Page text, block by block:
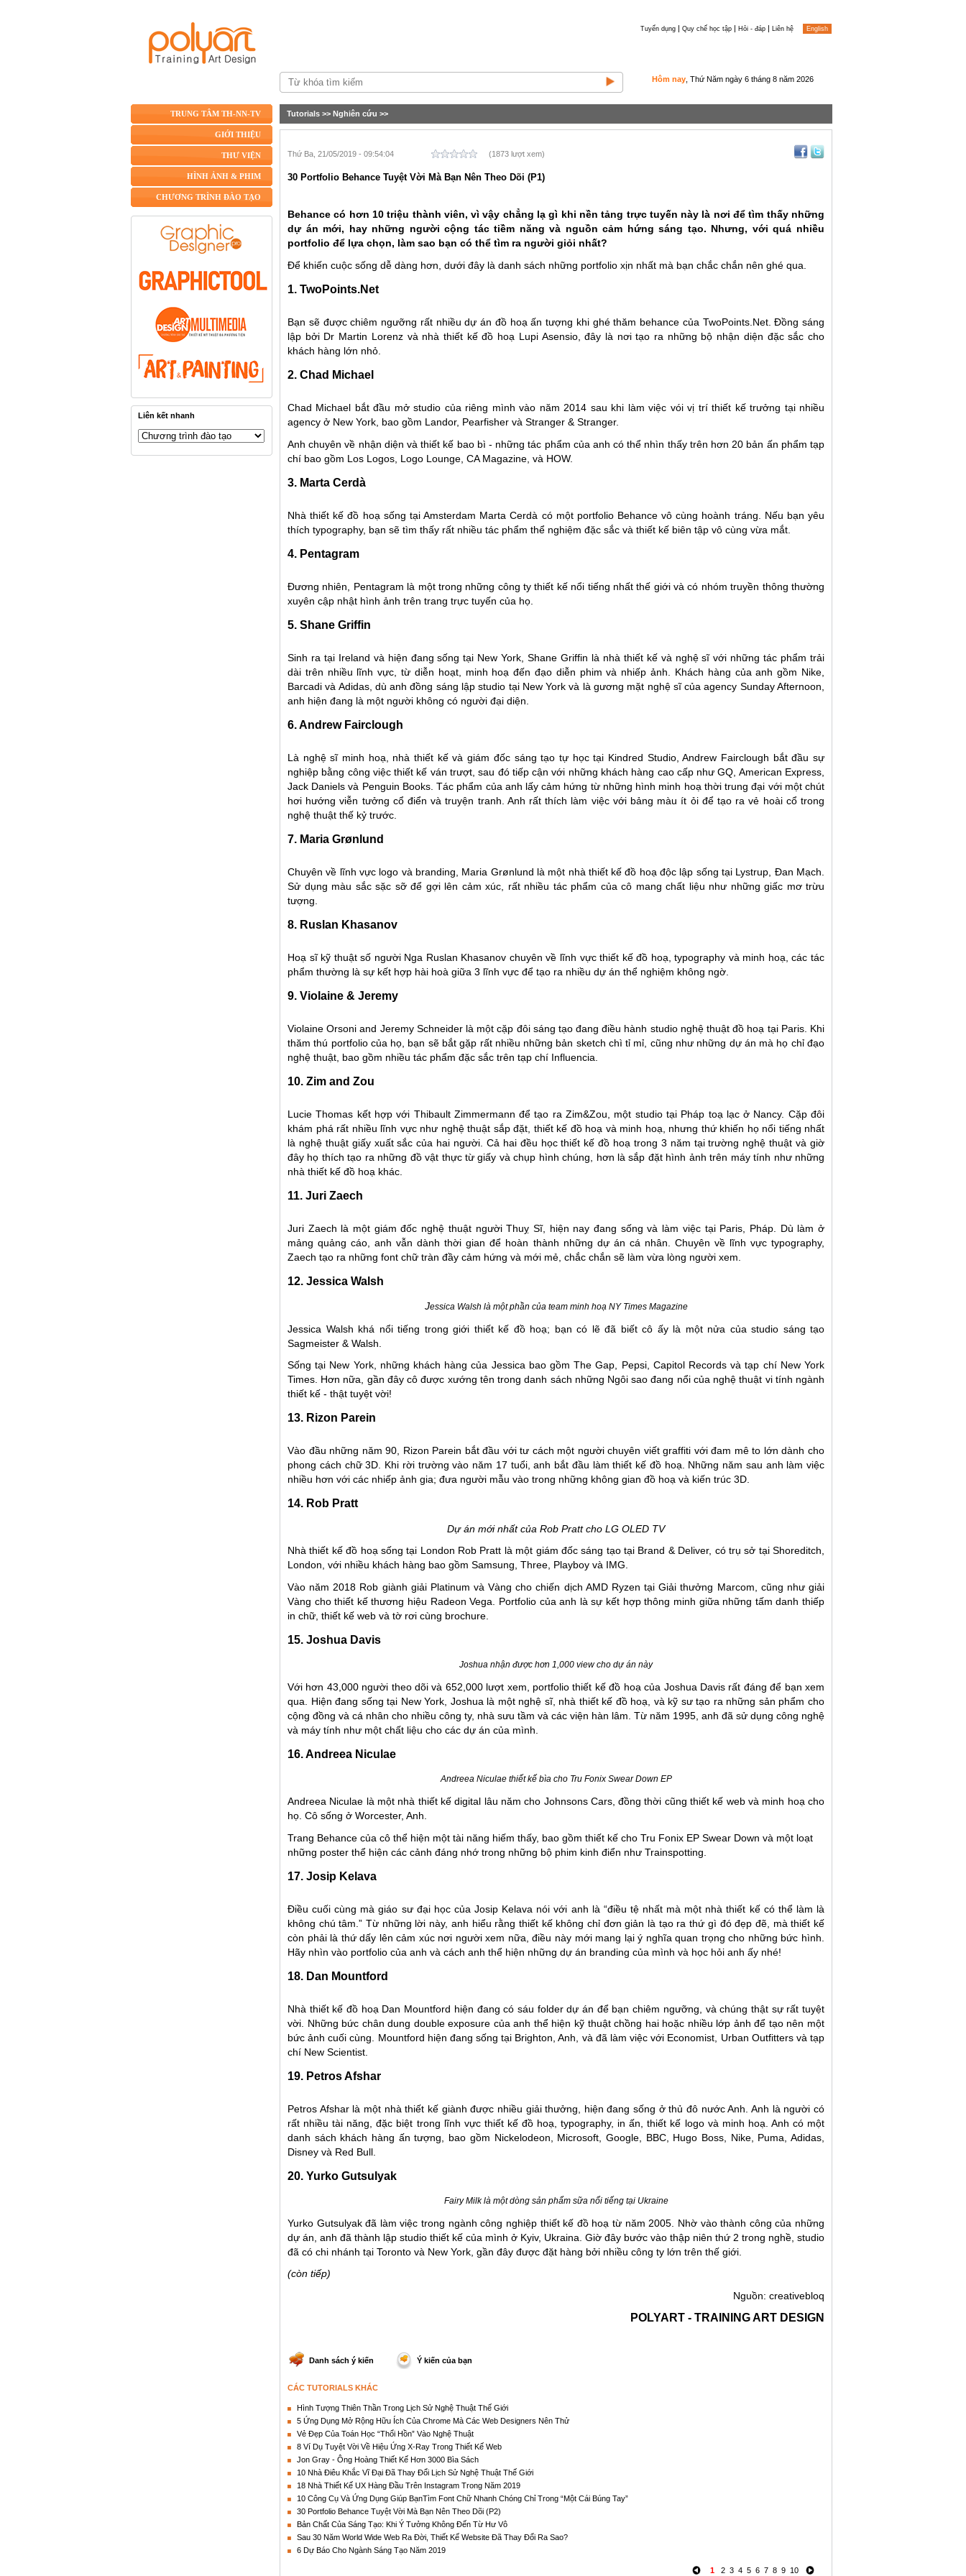
Tuyển dụng | Quy chế học tập | Hỏi - đáp | Liên hệ English
Hôm nay, Thứ Năm ngày 6 tháng 8 năm 2026
TRUNG TÂM TH-NN-TV
GIỚI THIỆU
THƯ VIỆN
HÌNH ẢNH & PHIM
CHƯƠNG TRÌNH ĐÀO TẠO
Liên kết nhanh
Tutorials >> Nghiên cứu >>
Thứ Ba, 21/05/2019 - 09:54:04 (1873 lượt xem)
30 Portfolio Behance Tuyệt Vời Mà Bạn Nên Theo Dõi (P1)
Behance có hơn 10 triệu thành viên, vì vậy chẳng lạ gì khi nền tảng trực tuyến này là nơi để tìm thấy những
dự án mới, hay những người cộng tác tiềm năng và nguồn cảm hứng sáng tạo. Nhưng, với quá nhiều
portfolio để lựa chọn, làm sao bạn có thể tìm ra người giỏi nhất?
Để khiến cuộc sống dễ dàng hơn, dưới đây là danh sách những portfolio xịn nhất mà bạn chắc chắn nên ghé qua.
1. TwoPoints.Net
Bạn sẽ được chiêm ngưỡng rất nhiều dự án đồ hoạ ấn tượng khi ghé thăm behance của TwoPoints.Net. Đồng sáng
lập bởi Dr Martin Lorenz và nhà thiết kế đồ hoạ Lupi Asensio, đây là nơi tạo ra những bộ nhận diện đặc sắc cho
khách hàng lớn nhỏ.
2. Chad Michael
Chad Michael bắt đầu mở studio của riêng mình vào năm 2014 sau khi làm việc vói vị trí thiết kế trưởng tại nhiều
agency ở New York, bao gồm Landor, Pearfisher và Stranger & Stranger.
Anh chuyên về nhận diện và thiết kế bao bì - những tác phẩm của anh có thể nhìn thấy trên hơn 20 bản ấn phẩm tạp
chí bao gồm Los Logos, Logo Lounge, CA Magazine, và HOW.
3. Marta Cerdà
Nhà thiết kế đồ hoạ sống tại Amsterdam Marta Cerdà có một portfolio Behance vô cùng hoành tráng. Nếu bạn yêu
thích typography, bạn sẽ tìm thấy rất nhiều tác phẩm thể nghiệm đặc sắc và thiết kế biên tập vô cùng vừa mắt.
4. Pentagram
Đương nhiên, Pentagram là một trong những công ty thiết kế nổi tiếng nhất thế giới và có nhóm truyền thông thường
xuyên cập nhật hình ảnh trên trang trực tuyến của họ.
5. Shane Griffin
Sinh ra tại Ireland và hiện đang sống tại New York,Shane Griffin là nhà thiết kế và nghệ sĩ với những tác phẩm trải
dài trên nhiều lĩnh vực, từ diễn hoạt, minh hoạ đến đạo diễn phim và nhiếp ảnh. Khách hàng của anh gồm Nike,
Barcadi và Adidas, dù anh đồng sáng lập studio tại New York và là gương mặt nghệ sĩ của agency Sunday Afternoon
anh hiện đang là một người không có người đại diện.
6. Andrew Fairclough
Là nghệ sĩ minh hoạ, nhà thiết kế và giám đốc sáng tạo tự học tại Kindred Studio,Andrew Fairclough bắt đầu sự
nghiệp bằng công việc thiết kế ván trượt, sau đó tiếp cận với những khách hàng cao cấp như GQ, American Express,
Jack Daniels và Penguin Books. Tác phẩm của anh lấy cảm hứng từ những hình minh hoạ thời trung đại với một chút
hơi hướng viễn tưởng cổ điển và truyện tranh. Anh rất thích làm việc với bảng màu ít ỏi để tạo ra vẻ hoài cổ trong
nghệ thuật thế kỷ trước.
7. Maria Grønlund
Chuyên về lĩnh vực logo và branding, Maria Grønlund là một nhà thiết kế đồ hoạ độc lập sống tại Lystrup, Đan Mạch.
Sử dụng màu sắc sặc sỡ để gợi lên cảm xúc, rất nhiều tác phẩm của cô mang chất liệu như những giấc mơ trừu
tượng.
8. Ruslan Khasanov
Hoạ sĩ kỹ thuật số người Nga Ruslan Khasanov chuyên về lĩnh vực thiết kế đồ hoạ, typography và minh hoạ, các tác
phẩm thường là sự kết hợp hài hoà giữa 3 lĩnh vực để tạo ra nhiều dự án thể nghiệm không ngờ.
9. Violaine & Jeremy
Violaine Orsoni and Jeremy Schneiderlà một cặp đôi sáng tạo đang điều hành studio nghệ thuật đồ hoạ tại Paris. Khi
thăm thú portfolio của họ, bạn sẽ bắt gặp rất nhiều những bản sketch chì tỉ mỉ, cũng như những dự án mà họ chỉ đạo
nghệ thuật, bao gồm nhiều tác phẩm đặc sắc trên tạp chí Influencia.
10. Zim and Zou
Lucie Thomas kết hợp với Thibault Zimmermann để tạo ra Zim&Zou , một studio tại Pháp toạ lạc ở Nancy. Cặp đôi
khám phá rất nhiều lĩnh vực như nghệ thuật sắp đặt, thiết kế đồ hoạ và minh hoạ, nhưng thứ khiến họ nổi tiếng nhất
là nghệ thuật giấy xuất sắc của hai người. Cả hai đều học thiết kế đồ hoạ trong 3 năm tại trường nghệ thuật và giờ
đây họ thích tạo ra những đồ vật thực từ giấy và chụp hình chúng, hơn là sắp đặt hình ảnh trên máy tính như những
nhà thiết kế đồ hoạ khác.
11. Juri Zaech
Juri Zaech là một giám đốc nghệ thuật người Thuỵ Sĩ, hiện nay đang sống và làm việc tại Paris, Pháp. Dù làm ở
mảng quảng cáo, anh vẫn dành thời gian để hoàn thành những dự án cá nhân. Chuyên về lĩnh vực typography,
Zaech tạo ra những font chữ tràn đầy cảm hứng và mới mẻ, chắc chắn sẽ làm vừa lòng người xem.
12. Jessica Walsh
Jessica Walsh là một phần của team minh hoạ NY Times Magazine
Jessica Walsh khá nổi tiếng trong giới thiết kế đồ hoạ; bạn có lẽ đã biết cô ấy là một nửa của studio sáng tạo
Sagmeister & Walsh
Sống tại New York, những khách hàng của Jessica bao gồm The Gap, Pepsi, Capitol Records và tạp chí New York
Times. Hơn nữa, gần đây cô được xướng tên trong danh sách những Ngôi sao đang nổi của nghệ thuật vi tính ngành
thiết kế - thật tuyệt vời!
13. Rizon Parein
Vào đầu những năm 90, Rizon Parein bắt đầu với tư cách một người chuyên viết graffiti với đam mê to lớn dành cho
phong cách chữ 3D. Khi rời trường vào năm 17 tuổi, anh bắt đầu làm thiết kế đồ hoạ. Những năm sau anh làm việc
nhiều hơn với các nhiếp ảnh gia; đưa người mẫu vào trong những không gian đồ hoạ và kiến trúc 3D.
14. Rob Pratt
Dự án mới nhất của Rob Pratt cho LG OLED TV
Nhà thiết kế đồ hoạ sống tại London Rob Pratt là một giám đốc sáng tạo tại Brand & Deliver, có trụ sở tại Shoreditch,
London, với nhiều khách hàng bao gồm Samsung, Three, Playboy và IMG.
Vào năm 2018 Rob giành giải Platinum và Vàng cho chiến dịch AMD Ryzen tại Giải thưởng Marcom, cũng như giải
Vàng cho thiết kế thương hiệu Radeon Vega. Portfolio của anh là sự kết hợp thông minh giữa những tấm danh thiếp
in chữ, thiết kế web và tờ rơi cùng brochure.
15. Joshua Davis
Joshua nhận được hơn 1,000 view cho dự án này
Với hơn 43,000 người theo dõi và 652,000 lượt xem, portfolio thiết kế đồ hoạ của Joshua Davisrất đáng để bạn xem
qua. Hiện đang sống tại New York, Joshua là một nghệ sĩ, nhà thiết kế đồ hoạ, và kỹ sư tạo ra những sản phẩm cho
cộng đồng và cá nhân cho nhiều công ty, nhà sưu tầm và các viện hàn lâm. Từ năm 1995, anh đã sử dụng công nghệ
và máy tính như một chất liệu cho các dự án của mình.
16. Andreea Niculae
Andreea Niculae thiết kế bìa cho Tru Fonix Swear Down EP
Andreea Niculae là một nhà thiết kế digital lâu năm cho Johnsons Cars, đồng thời cũng thiết kế web và minh hoạ cho
họ. Cô sống ở Worcester, Anh.
Trang Behance của cô thể hiện một tài năng hiếm thấy, bao gồm thiết kế cho Tru Fonix EP Swear Down và một loạt
những poster thể hiện các cảnh đáng nhớ trong những bộ phim kinh điển như Trainspotting.
17. Josip Kelava
Điều cuối cùng mà giáo sư đại học của Josip Kelava nói với anh là “điều tệ nhất mà một nhà thiết kế có thể làm là
không chú tâm.” Từ những lời này, anh hiểu rằng thiết kế không chỉ đơn giản là tạo ra thứ gì đó đẹp đẽ, mà thiết kế
còn phải là thứ dấy lên cảm xúc nơi người xem nữa, điều này mới mang lại ý nghĩa quan trọng cho những bức hình.
Hãy nhìn vào portfolio của anh và cách anh thể hiện những dự án branding của mình và học hỏi anh ấy nhé!
18. Dan Mountford
Nhà thiết kế đồ hoạ Dan Mountford hiện đang có sáu folder dự án để bạn chiêm ngưỡng, và chúng thật sự rất tuyệt
vời. Những bức chân dung double exposure của anh thể hiện kỹ thuật chồng hai hoặc nhiều lớp ảnh để tạo nên một
bức ảnh cuối cùng. Mountford hiện đang sống tại Brighton, Anh, và đã làm việc với Economist, Urban Outfitters và tạp
chí New Scientist.
19. Petros Afshar
Petros Afsharlà một nhà thiết kế giành được nhiều giải thưởng, hiện đang sống ở thủ đô nước Anh. Anh là người có
rất nhiều tài năng, đặc biệt trong lĩnh vực thiết kế đồ hoạ, typography, in ấn, thiết kế logo và minh hoạ. Anh có một
danh sách khách hàng ấn tượng, bao gồm Nickelodeon, Microsoft, Google, BBC, Hugo Boss, Nike, Puma, Adidas,
Disney và Red Bull.
20. Yurko Gutsulyak
Fairy Milk là một dòng sản phẩm sữa nổi tiếng tại Ukraine
Yurko Gutsulyakđã làm việc trong ngành công nghiệp thiết kế đồ hoạ từ năm 2005. Nhờ vào thành công của những
dự án, anh đã thành lập studio thiết kế của mình ở Kyiv, Ukraina. Giờ đây bước vào thập niên thứ 2 trong nghề, studio
đã có chi nhánh tại Toronto và New York, gần đây được đặt hàng bởi nhiều công ty lớn trên thế giới.
(còn tiếp)
Nguồn: creativebloq
POLYART - TRAINING ART DESIGN
Danh sách ý kiến Ý kiến của bạn
CÁC TUTORIALS KHÁC
Hình Tượng Thiên Thần Trong Lịch Sử Nghệ Thuật Thế Giới
5 Ứng Dụng Mở Rộng Hữu Ích Của Chrome Mà Các Web Designers Nên Thử
Vẻ Đẹp Của Toán Học “Thổi Hồn” Vào Nghệ Thuật
8 Ví Dụ Tuyệt Vời Về Hiệu Ứng X-Ray Trong Thiết Kế Web
Jon Gray - Ông Hoàng Thiết Kế Hơn 3000 Bìa Sách
10 Nhà Điêu Khắc Vĩ Đại Đã Thay Đổi Lịch Sử Nghệ Thuật Thế Giới
18 Nhà Thiết Kế UX Hàng Đầu Trên Instagram Trong Năm 2019
10 Công Cụ Và Ứng Dụng Giúp BạnTìm Font Chữ Nhanh Chóng Chỉ Trong “Một Cái Búng Tay”
30 Portfolio Behance Tuyệt Vời Mà Bạn Nên Theo Dõi (P2)
Bản Chất Của Sáng Tạo: Khi Ý Tưởng Không Đến Từ Hư Vô
Sau 30 Năm World Wide Web Ra Đời, Thiết Kế Website Đã Thay Đổi Ra Sao?
6 Dự Báo Cho Ngành Sáng Tạo Năm 2019
1 2 3 4 5 6 7 8 9 10